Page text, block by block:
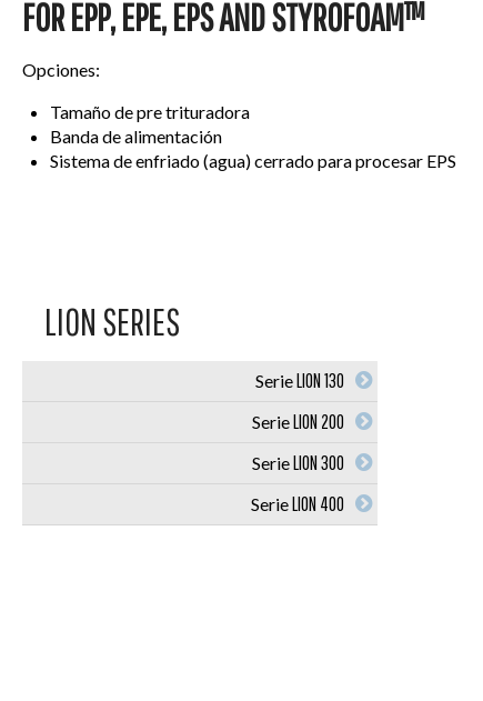
FOR EPP, EPE, EPS AND STYROFOAM™
Opciones:
Tamaño de pre trituradora
Banda de alimentación
Sistema de enfriado (agua) cerrado para procesar EPS
LION SERIES
SerieLION 130
SerieLION 200
SerieLION 300
SerieLION 400